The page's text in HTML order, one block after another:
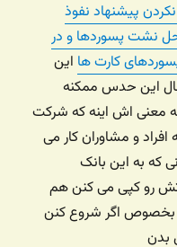
پیشنهاد نفوذ
نشت پسوردها و در
کارت ها این
این حدس ممکنه
معنی اش اینه که شرکت
افراد و مشاوران کار می
که به این بانک
رو کپی می کنن هم
بخصوص اگر شروع کنن
بدن